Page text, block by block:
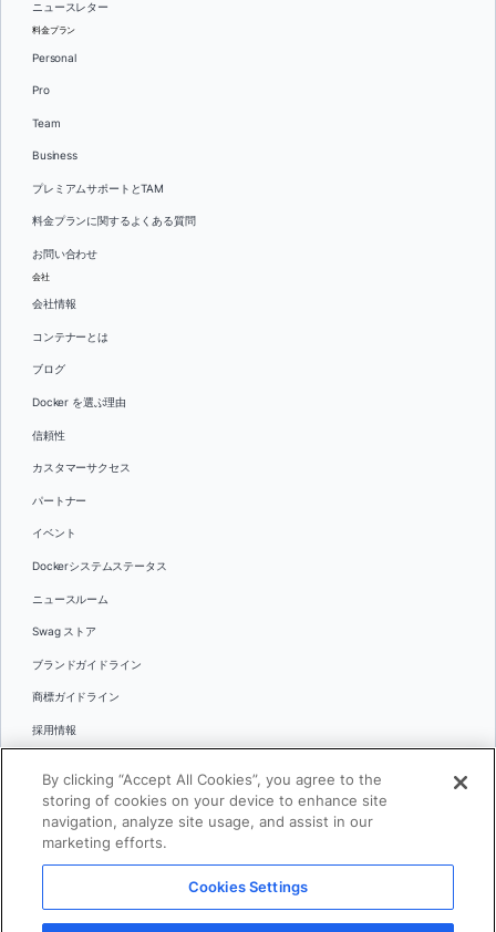
ニュースレター
料金プラン
Personal
Pro
Team
Business
プレミアムサポートとTAM
料金プランに関するよくある質問
お問い合わせ
会社
会社情報
コンテナーとは
ブログ
Docker を選ぶ理由
信頼性
カスタマーサクセス
パートナー
イベント
Dockerシステムステータス
ニュースルーム
Swag ストア
ブランドガイドライン
商標ガイドライン
採用情報
言語
日本語
© 2026 Docker Inc.全著作権所有
By clicking “Accept All Cookies”, you agree to the
storing of cookies on your device to enhance site
navigation, analyze site usage, and assist in our
marketing efforts.
Cookies Settings